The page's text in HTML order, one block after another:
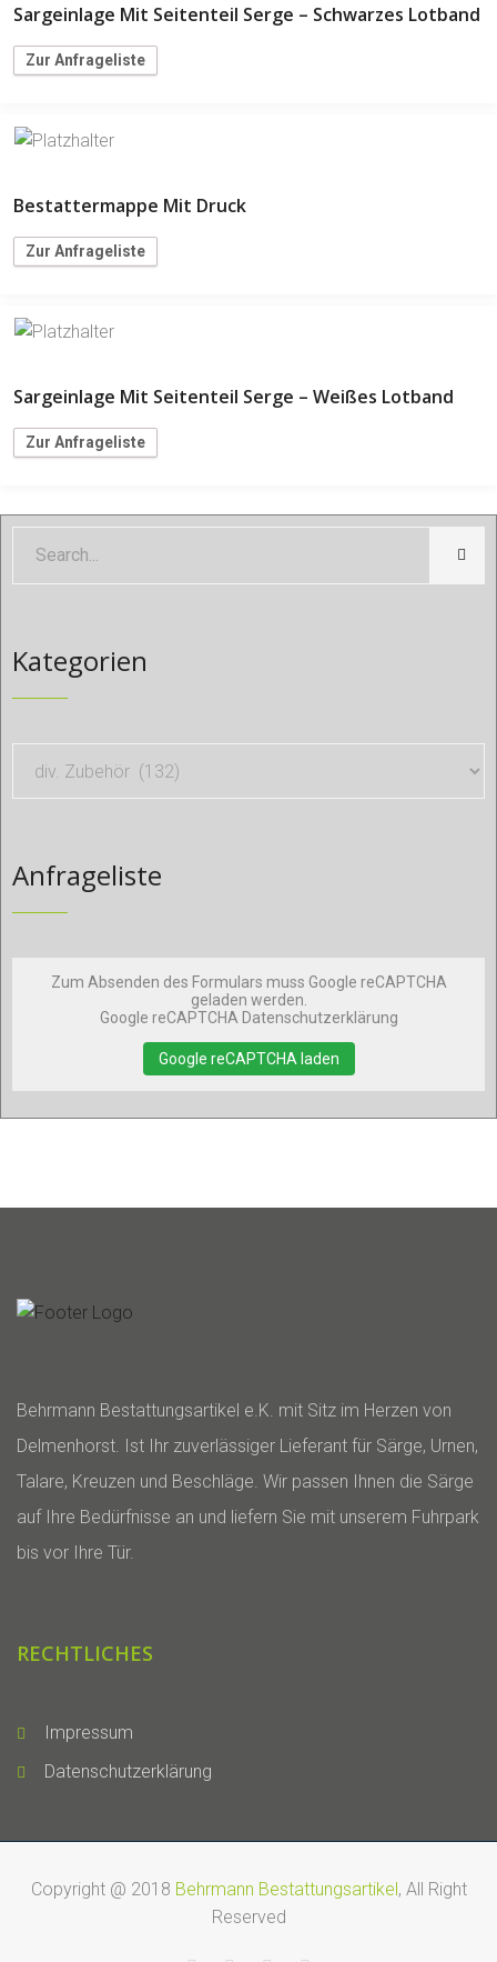
Sargeinlage Mit Seitenteil Serge – Schwarzes Lotband
Zur Anfrageliste
Bestattermappe Mit Druck
Zur Anfrageliste
Sargeinlage Mit Seitenteil Serge – Weißes Lotband
Zur Anfrageliste
Kategorien
Anfrageliste
Zum Absenden des Formulars muss Google reCAPTCHA
geladen werden.
Google reCAPTCHA Datenschutzerklärung
Google reCAPTCHA laden
Behrmann Bestattungsartikel e.K. mit Sitz im Herzen von
Delmenhorst. Ist Ihr zuverlässiger Lieferant für Särge, Urnen,
Talare, Kreuzen und Beschläge. Wir passen Ihnen die Särge
auf Ihre Bedürfnisse an und liefern Sie mit unserem Fuhrpark
bis vor Ihre Tür.
RECHTLICHES
Impressum
Datenschutzerklärung
Copyright @ 2018 Behrmann Bestattungsartikel, All Right
Reserved